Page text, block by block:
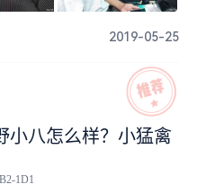
2019-05-25
小八怎么样？小猛禽
1D1